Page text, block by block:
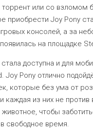
торрент или со взломом
приобрести Joy Pony
консолей, а за
на площадке
доступна и для
Joy Pony отлично
которые без ума от
каждая из них не против
чтобы
свободное время.